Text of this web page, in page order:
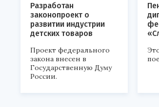
Разработан
законопроект о
развитии индустрии
детских товаров
Проект федерального
закона внесен в
Государственную Думу
России.